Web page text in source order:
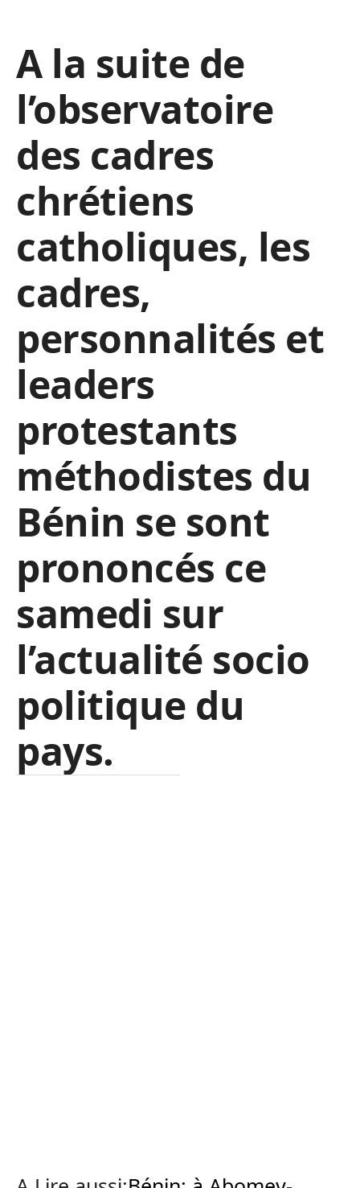
A la suite de
l’observatoire
des cadres
chrétiens
catholiques, les
cadres,
personnalités et
leaders
protestants
méthodistes du
Bénin se sont
prononcés ce
samedi sur
l’actualité socio
politique du
pays.